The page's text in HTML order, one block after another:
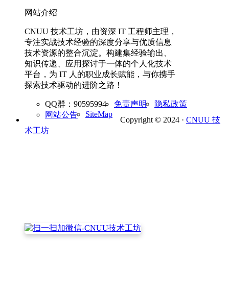
网站介绍
CNUU 技术工坊，由资深 IT 工程师主理，
专注实战技术经验的深度分享与优质信息
技术资源的整合沉淀。构建集经验输出、
知识传递、应用探讨于一体的个人化技术
平台，为 IT 人的职业成长赋能，与你携手
探索技术驱动的进阶之路！
QQ群：90595994 免责声明
隐私政策
网站公告
SiteMap
Copyright © 2024 · CNUU 技
术工坊